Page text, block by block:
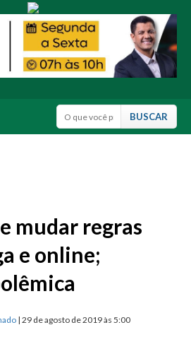
mudar regras
e online;
| 29 de agosto de 2019 às 5:00